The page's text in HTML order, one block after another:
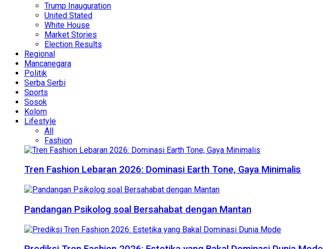
Trump Inauguration
United Stated
White House
Market Stories
Election Results
Regional
Mancanegara
Politik
Serba Serbi
Sports
Sosok
Kolom
Lifestyle
All
Fashion
Tren Fashion Lebaran 2026: Dominasi Earth Tone, Gaya Minimalis
Pandangan Psikolog soal Bersahabat dengan Mantan